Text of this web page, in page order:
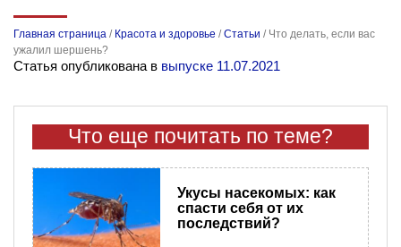
Главная страница / Красота и здоровье /Статьи / Что делать, если вас
ужалил шершень?
Статья опубликована в выпуске 11.07.2021
Что еще почитать по теме?
Укусы насекомых: как
спасти себя от их
последствий?